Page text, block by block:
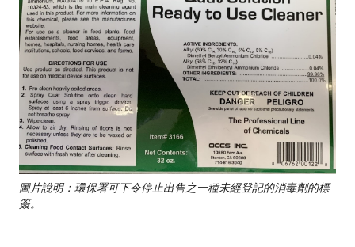
圖片說明：環保署可下令停止出售之一種未經登記的消毒劑的標
簽。